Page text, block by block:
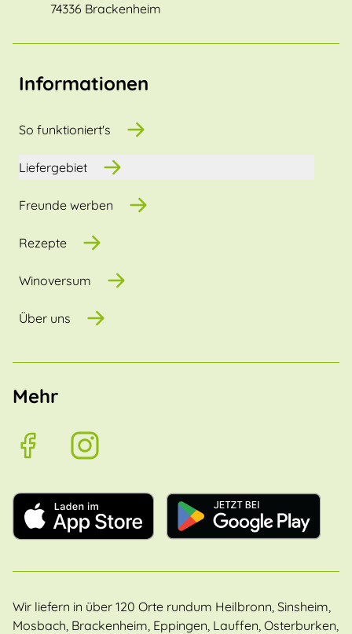
74336 Brackenheim
Informationen
So funktioniert's
Liefergebiet
Freunde werben
Rezepte
Winoversum
Über uns
Mehr
Wir liefern in über 120 Orte rundum Heilbronn, Sinsheim,
Mosbach, Brackenheim, Eppingen, Lauffen, Osterburken,